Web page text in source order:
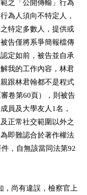
之「公開傳輸」行為
為人須向不特定人，
之特定多數人，提供或
被告僅將系爭簡報檔傳
定如前，被告並自承
解我的工作內容，林君
親跟林君翰都不是程式
審卷第60頁），則被告
員及大學友人1名，
正常社交範圍以外之
為即難認合於著作權法
件，自無該當同法第92
，尚有違誤，檢察官上